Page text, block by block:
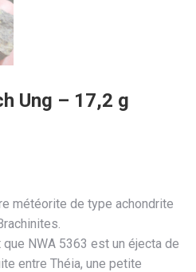
Ung – 17,2 g
météorite de type achondrite
NWA 5363 est un éjecta de
entre Théia, une petite